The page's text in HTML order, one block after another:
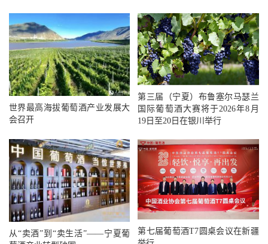
世界最高海拔葡萄酒产业发展大
会召开
第三届（宁夏）布鲁塞尔马瑟兰
国际葡萄酒大赛将于2026年8月
19日至20日在银川举行
从“卖酒”到“卖生活”——宁夏葡
第七届葡萄酒T7圆桌会议在新疆